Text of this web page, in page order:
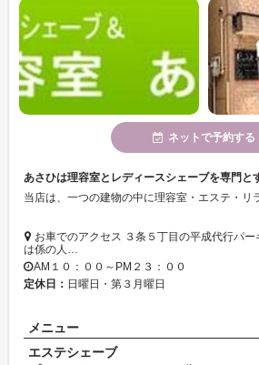
ネットで予約する
あさひは理容室とレディースシェーブを専門と
お車でのアクセス ３条５丁目の平成代行パ
は係の人…
AM１０：００～PM２３：００
定休日： 日曜日・第３月曜日
メニュー
エステシェーブ